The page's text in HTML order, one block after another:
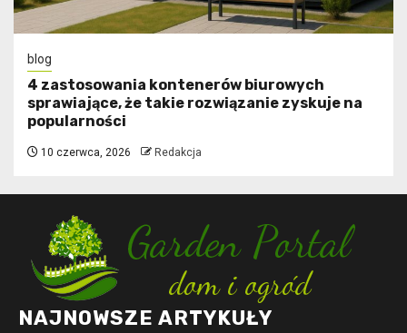
blog
4 zastosowania kontenerów biurowych
sprawiające, że takie rozwiązanie zyskuje na
popularności
10 czerwca, 2026 Redakcja
NAJNOWSZE ARTYKUŁY